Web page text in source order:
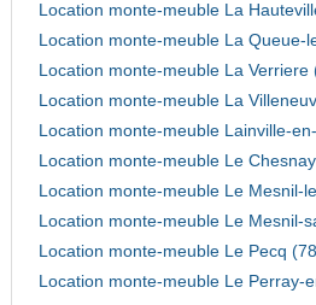
Location monte-meuble La
Location monte-meuble La Queue-
Location monte-meuble La Verriere
Location monte-meuble La
Location monte-meuble Lainville-
Location monte-meuble Le
Location monte-meuble Le Mesnil-
Location monte-meuble Le Mesnil-
Location monte-meuble Le Pecq
Location monte-meuble Le Perray-